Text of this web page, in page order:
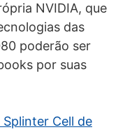
NVIDIA, que
das
poderão ser
por suas
Cell de